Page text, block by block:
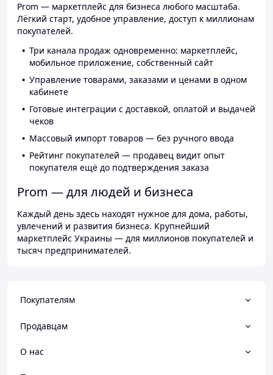
Prom — маркетплейс для бизнеса любого масштаба.
Лёгкий старт, удобное управление, доступ к миллионам
покупателей.
Три канала продаж одновременно: маркетплейс,
мобильное приложение, собственный сайт
Управление товарами, заказами и ценами в одном
кабинете
Готовые интеграции с доставкой, оплатой и выдачей
чеков
Массовый импорт товаров — без ручного ввода
Рейтинг покупателей — продавец видит опыт
покупателя ещё до подтверждения заказа
Prom — для людей и бизнеса
Каждый день здесь находят нужное для дома, работы,
увлечений и развития бизнеса. Крупнейший
маркетплейс Украины — для миллионов покупателей и
тысяч предпринимателей.
Покупателям
Продавцам
О нас